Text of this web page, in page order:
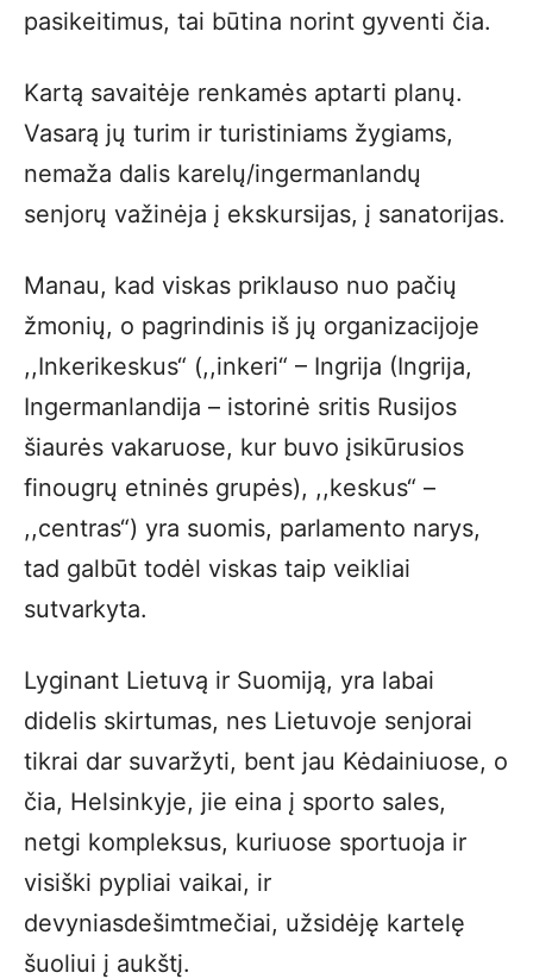
pasikeitimus, tai būtina norint gyventi čia.
Kartą savaitėje renkamės aptarti planų.
Vasarą jų turim ir turistiniams žygiams,
nemaža dalis karelų/ingermanlandų
senjorų važinėja į ekskursijas, į sanatorijas.
Manau, kad viskas priklauso nuo pačių
žmonių, o pagrindinis iš jų organizacijoje
,,Inkerikeskus“ (,,inkeri“ – Ingrija (Ingrija,
Ingermanlandija – istorinė sritis Rusijos
šiaurės vakaruose, kur buvo įsikūrusios
finougrų etninės grupės), ,,keskus“ –
,,centras“) yra suomis, parlamento narys,
tad galbūt todėl viskas taip veikliai
sutvarkyta.
Lyginant Lietuvą ir Suomiją, yra labai
didelis skirtumas, nes Lietuvoje senjorai
tikrai dar suvaržyti, bent jau Kėdainiuose, o
čia, Helsinkyje, jie eina į sporto sales,
netgi kompleksus, kuriuose sportuoja ir
visiški pypliai vaikai, ir
devyniasdešimtmečiai, užsidėję kartelę
šuoliui į aukštį.